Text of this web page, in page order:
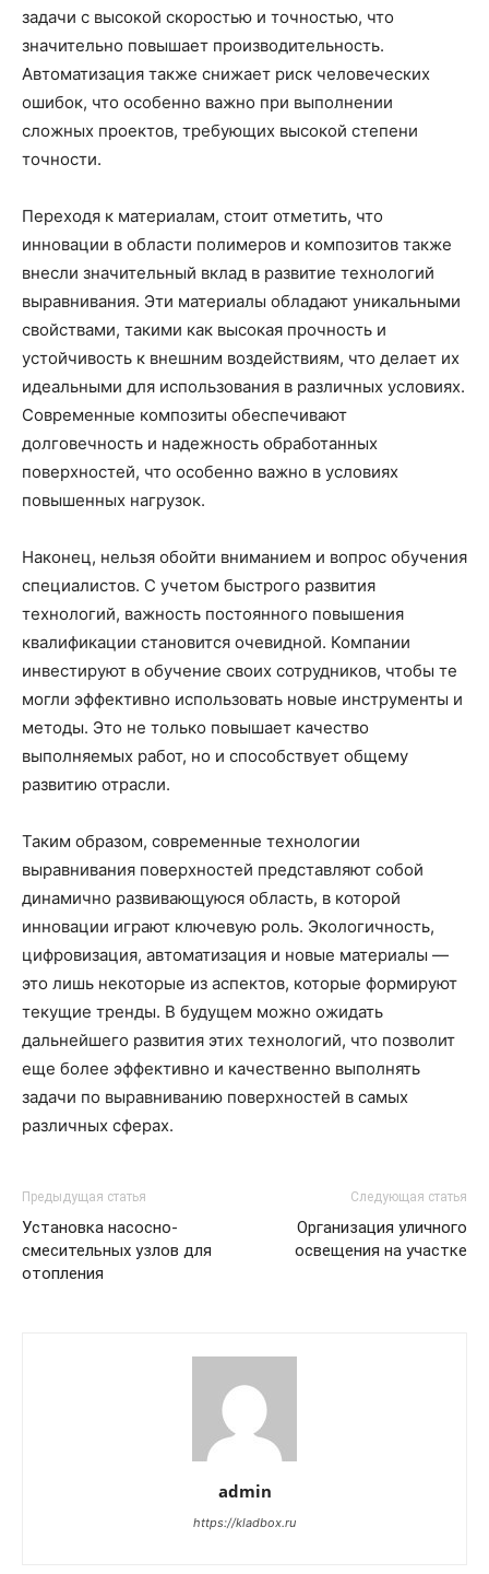
задачи с высокой скоростью и точностью, что
значительно повышает производительность.
Автоматизация также снижает риск человеческих
ошибок, что особенно важно при выполнении
сложных проектов, требующих высокой степени
точности.
Переходя к материалам, стоит отметить, что
инновации в области полимеров и композитов также
внесли значительный вклад в развитие технологий
выравнивания. Эти материалы обладают уникальными
свойствами, такими как высокая прочность и
устойчивость к внешним воздействиям, что делает их
идеальными для использования в различных условиях.
Современные композиты обеспечивают
долговечность и надежность обработанных
поверхностей, что особенно важно в условиях
повышенных нагрузок.
Наконец, нельзя обойти вниманием и вопрос обучения
специалистов. С учетом быстрого развития
технологий, важность постоянного повышения
квалификации становится очевидной. Компании
инвестируют в обучение своих сотрудников, чтобы те
могли эффективно использовать новые инструменты и
методы. Это не только повышает качество
выполняемых работ, но и способствует общему
развитию отрасли.
Таким образом, современные технологии
выравнивания поверхностей представляют собой
динамично развивающуюся область, в которой
инновации играют ключевую роль. Экологичность,
цифровизация, автоматизация и новые материалы —
это лишь некоторые из аспектов, которые формируют
текущие тренды. В будущем можно ожидать
дальнейшего развития этих технологий, что позволит
еще более эффективно и качественно выполнять
задачи по выравниванию поверхностей в самых
различных сферах.
Предыдущая статья
Установка насосно-
смесительных узлов для
отопления
Следующая статья
Организация уличного
освещения на участке
admin
https://kladbox.ru